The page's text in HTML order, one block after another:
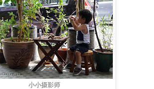
小小摄影师